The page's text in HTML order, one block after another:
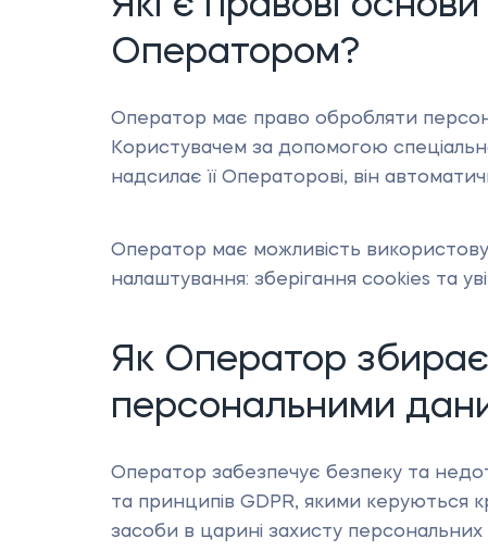
Оператором?
Оператор має право обробляти
Користувачем за допомогою
надсилає її Операторові, він
Оператор має можливість
налаштування: зберігання cookies та
Як Оператор
персональними
Оператор забезпечує безпеку та
та принципів GDPR, якими керуються
засоби в царині захисту персональних